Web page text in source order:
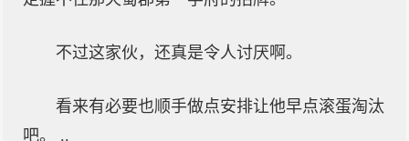
不过这家伙，还真是令人讨厌啊。
看来有必要也顺手做点安排让他早点滚蛋淘汰
吧。 ..